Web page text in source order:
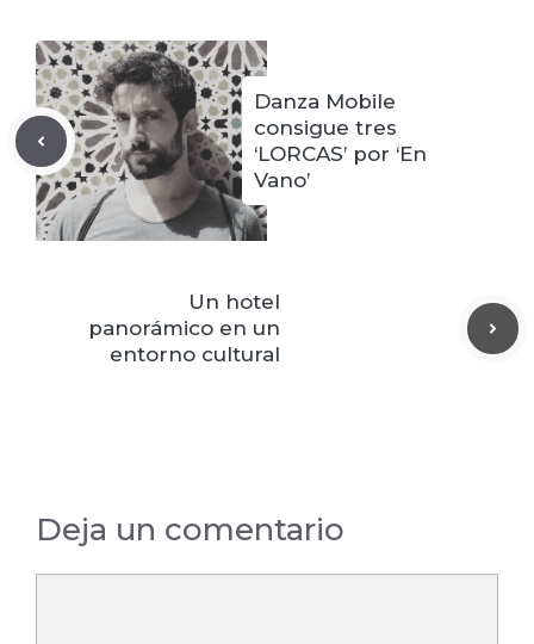
Danza Mobile
consigue tres
‘LORCAS’ por ‘En
Vano’
Un hotel
panorámico en un
entorno cultural
Deja un comentario